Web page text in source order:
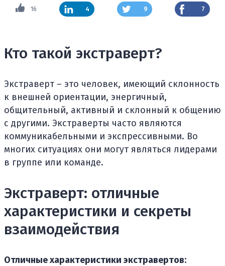
16 4 9 7
Кто такой экстраверт?
Экстраверт – это человек, имеющий склонность
к внешней ориентации, энергичный,
общительный, активный и склонный к общению
с другими. Экстраверты часто являются
коммуникабельными и экспрессивными. Во
многих ситуациях они могут являться лидерами
в группе или команде.
Экстраверт: отличные
характеристики и секреты
взаимодействия
Отличные характеристики экстравертов: